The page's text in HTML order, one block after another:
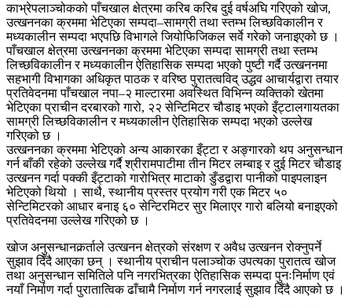
काभ्रेपलाञ्चोकको पाँचखाल क्षेत्रमा करिब करिब दुई वर्षअघि गरिएको खोज,
उत्खननका क्रममा भेटिएका सम्पदा–सामग्री तथा स्तम्भ लिच्छविकालीन र
मध्यकालीन सम्पदा भएपछि विभागले जियोफिजिकल सर्वे गरेको जनाइएको छ ।
पाँचखाल क्षेत्रमा उत्खननका क्रममा भेटिएका सम्पदा सामग्री तथा स्तम्भ
लिच्छविकालीन र मध्यकालीन ऐतिहासिक सम्पदा भएको पुष्टी गर्दै उत्खननमा
सहभागी विभागका अधिकृत पाठक र वरिष्ठ पुरातत्वविद् उद्धव आचार्यद्वारा तयार
प्रतिवेदनमा पाँचखाल नपा–२ माल्टारमा अवस्थित विभिन्न व्यक्तिको खेतमा
भेटिएका प्राचीन दरबारको गारो, २२ सेन्टिमिटर चौडाइ भएको इँट्टालगायतका
सामग्री लिच्छविकालीन र मध्यकालीन ऐतिहासिक सम्पदा भएको उल्लेख
गरिएको छ ।
उत्खननका क्रममा भेटिएको अन्य आकारका इँट्टा र अङ्गारको थप अनुसन्धान
गर्न बाँकी रहेको उल्लेख गर्दै श्रीरामपाटीमा तीन मिटर लम्बाइ र दुई मिटर चौडाइ
उत्खनन गर्दा पक्की इँट्टाको गारोभित्र माटाको डुँडद्वारा पानीको पाइपलाइन
भेटिएको थियो । साथै, स्थानीय प्रस्तर प्रयोग गरी एक मिटर ५०
सेन्टिमिटरको आधार बनाइ ६० सेन्टिरमिटर सुर मिलाएर गारो बलियो बनाइएको
प्रतिवेदनमा उल्लेख गरिएको छ ।
खोज अनुसन्धानकर्र्ताले उत्खनन क्षेत्रको संरक्षण र अवैध उत्खनन रोक्नुपर्ने
सुझाव दिँदै आएका छन् । स्थानीय प्राचीन पलाञ्चोक उपत्यका पुरातत्व खोज
तथा अनुसन्धान समितिले पनि नगरभित्रका ऐतिहासिक सम्पदा पुनःनिर्माण एवं
नयाँ निर्माण गर्दा पुरातात्विक ढाँचामै निर्माण गर्न नगरलाई सुझाव दिँदै आएको छ ।